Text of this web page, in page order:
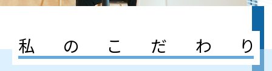
私 の こ だ わ り